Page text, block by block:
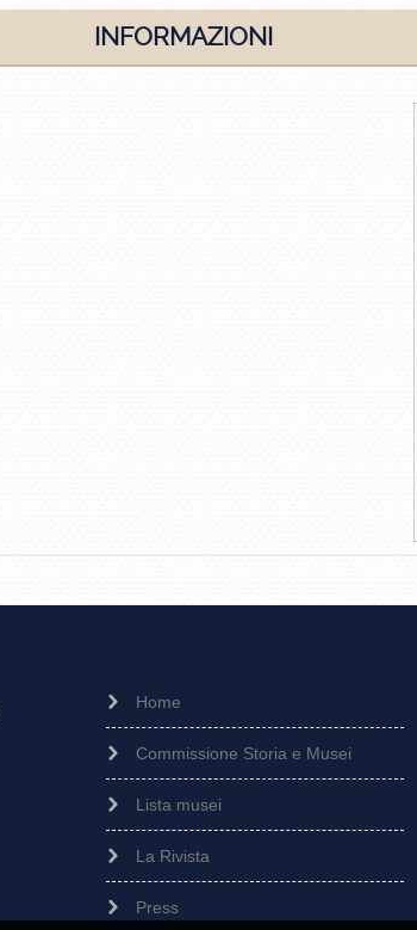
INFORMAZIONI
Home
Commissione Storia e Musei
Lista musei
La Rivista
Press